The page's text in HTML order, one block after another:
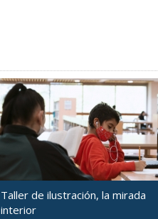
Taller de ilustración, la mirada
interior